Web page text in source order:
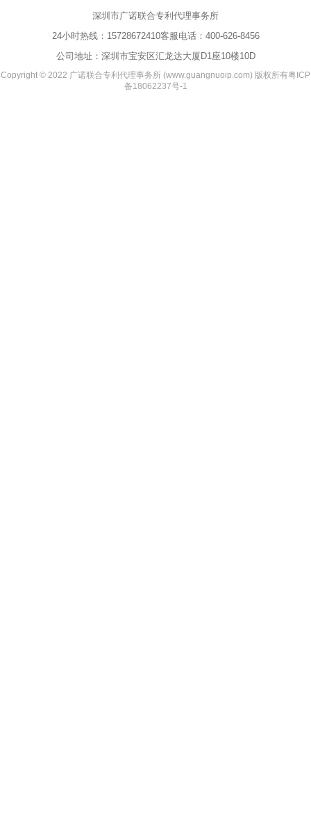
深圳市广诺联合专利代理事务所
24小时热线： 15728672410客服电话： 400-626-8456
公司地址：深圳市宝安区汇龙达大厦D1座10楼10D
Copyright © 2022 广诺联合专利代理事务所 (www.guangnuoip.com) 版权所有粤ICP
备18062237号-1